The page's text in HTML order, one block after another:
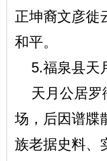
正坤裔文彦徙
和平。
5.福泉县天
天月公居罗
场，后因谱牒
族老据史料、